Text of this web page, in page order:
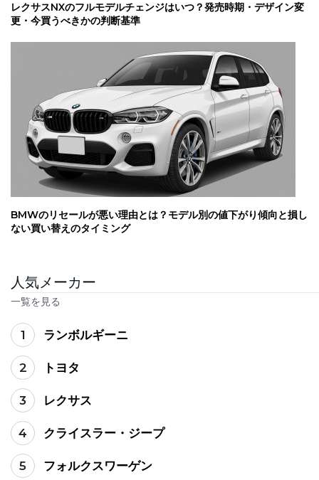
レクサスNXのフルモデルチェンジはいつ？発売時期・デザイン変
更・今買うべきかの判断基準
BMWのリセールが悪い理由とは？モデル別の値下がり傾向と損し
ない買い替えのタイミング
人気メーカー
一覧を見る
1 ランボルギーニ
2 トヨタ
3 レクサス
4 クライスラー・ジープ
5 フォルクスワーゲン